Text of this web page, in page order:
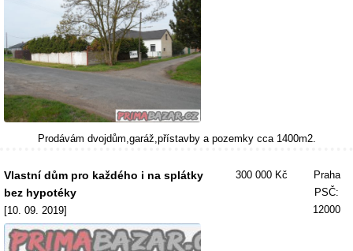
Prodávám dvojdům,garáž,přístavby a pozemky cca 1400m2.
Vlastní dům pro každého i na splátky
bez hypotéky
[10. 09. 2019]
300 000 Kč
Praha
PSČ:
12000